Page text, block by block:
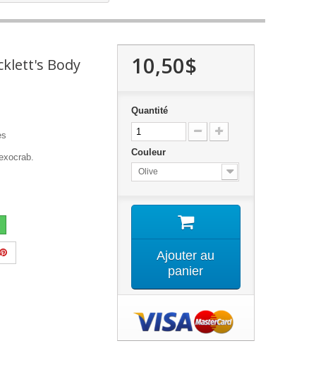
Body 10,50$
Quantité
Couleur
Olive
Ajouter au
panier